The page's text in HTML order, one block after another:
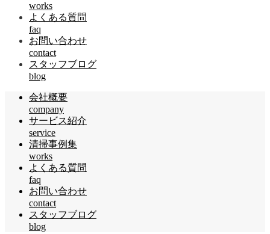
works
よくある質問
faq
お問い合わせ
contact
スタッフブログ
blog
会社概要
company
サービス紹介
service
清掃事例集
works
よくある質問
faq
お問い合わせ
contact
スタッフブログ
blog